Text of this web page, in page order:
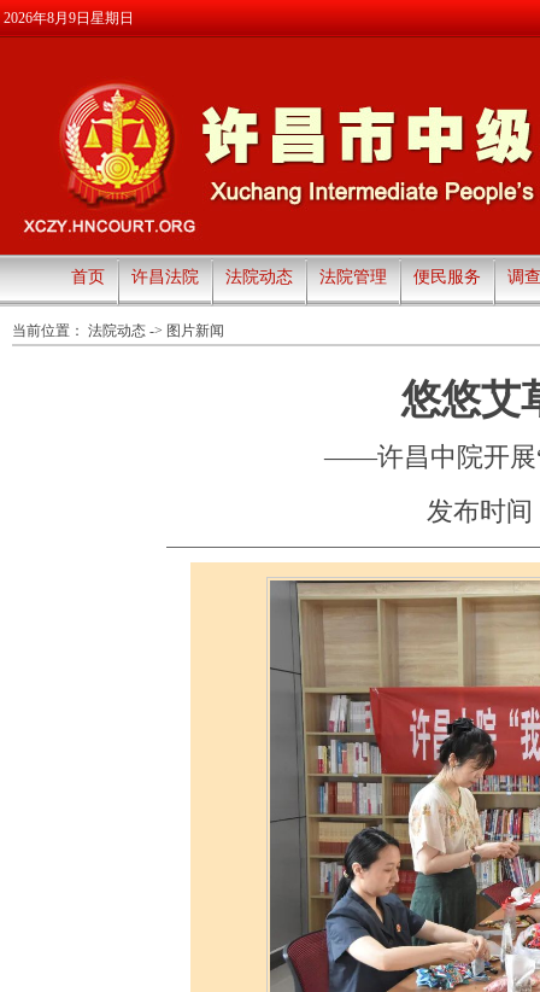
2026年8月9日星期日
首页 许昌法院 法院动态 法院管理 便民服务 调
当前位置： 法院动态 -> 图片新闻
悠悠艾
——许昌中院开展
发布时间